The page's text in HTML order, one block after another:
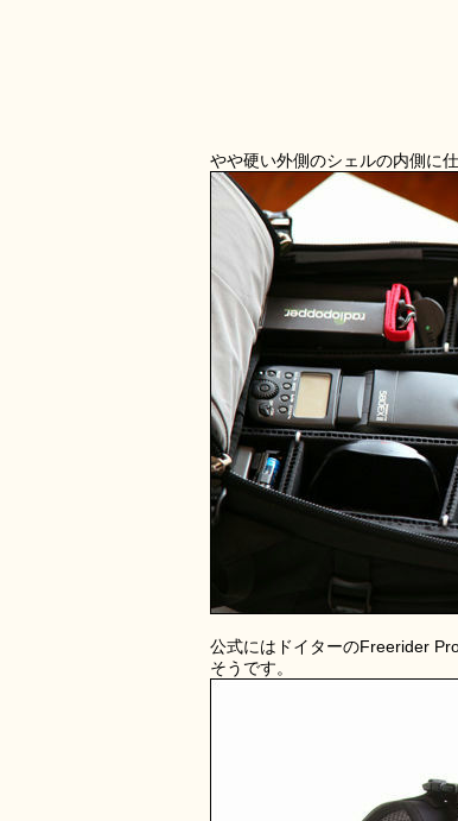
やや硬い外側のシェルの内側に
公式にはドイターのFreerider
そうです。